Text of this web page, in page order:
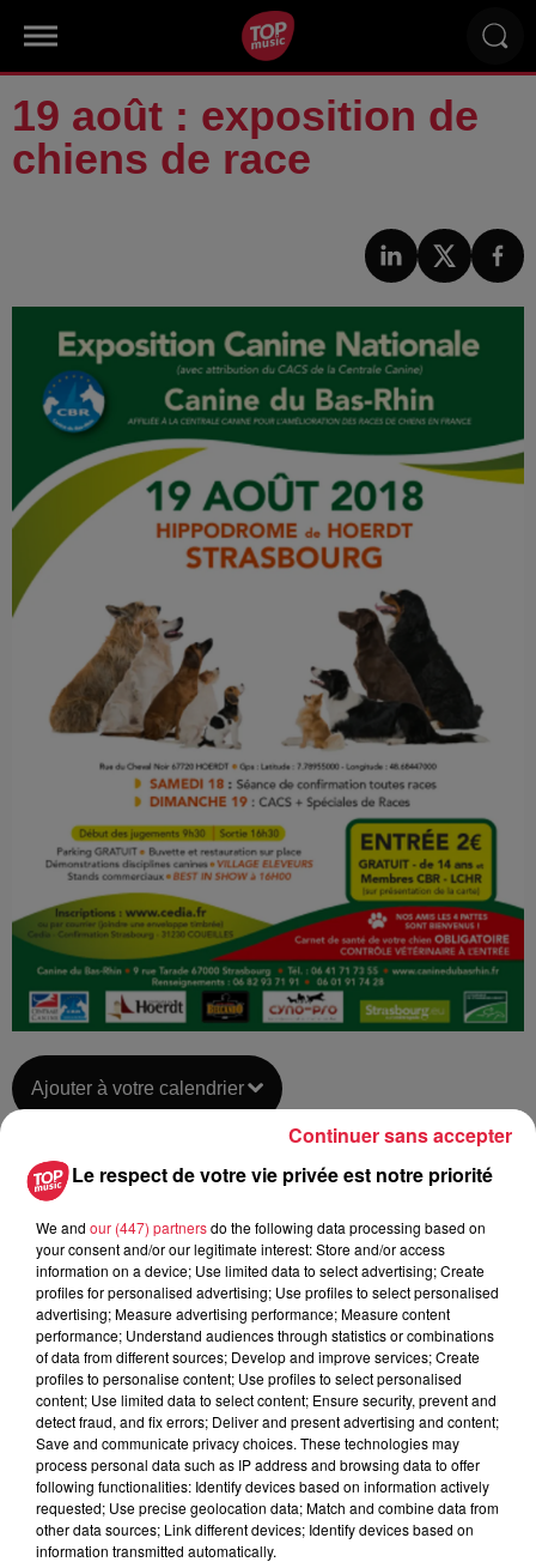
19 août : exposition de
chiens de race
Ajouter à votre calendrier
du19 août 2018 à 0h00
au19 août 2018 à 0h00
Lieu Hippodrome de Hoerdt
Organisateur
cathie gneiting
0672624793
cathie.gneiting@gmail.com
Le respect de votre vie privée est notre priorité
We and our (447) partnersdo the following data processing based on
your consent and/or our legitimate interest: Store and/or access
information on a device; Use limited data to select advertising; Create
profiles for personalised advertising; Use profiles to select personalised
advertising; Measure advertising performance; Measure content
performance; Understand audiences through statistics or combinations
of data from different sources; Develop and improve services; Create
profiles to personalise content; Use profiles to select personalised
content; Use limited data to select content; Ensure security, prevent and
detect fraud, and fix errors; Deliver and present advertising and content;
Save and communicate privacy choices. These technologies may
process personal data such as IP address and browsing data to offer
following functionalities: Identify devices based on information actively
requested; Use precise geolocation data; Match and combine data from
other data sources; Link different devices; Identify devices based on
information transmitted automatically.
Continuer sans accepter